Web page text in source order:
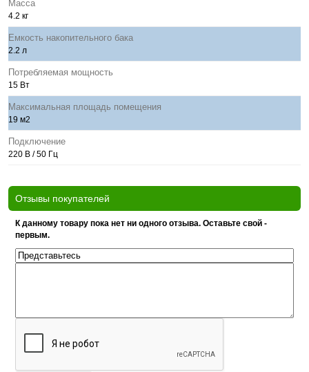
Масса
4.2 кг
Емкость накопительного бака
2.2 л
Потребляемая мощность
15 Вт
Максимальная площадь помещения
19 м2
Подключение
220 В / 50 Гц
Отзывы покупателей
К данному товару пока нет ни одного отзыва. Оставьте свой -
первым.